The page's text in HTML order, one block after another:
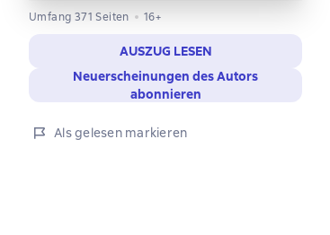
Umfang 371 Seiten 16+
AUSZUG LESEN
Neuerscheinungen des Autors
abonnieren
Als gelesen markieren